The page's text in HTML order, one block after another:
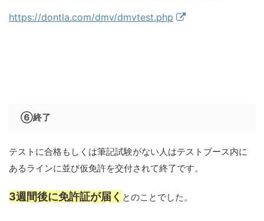
https://dontla.com/dmv/dmvtest.php
⑥終了
テストに合格もしくは筆記試験がない人はテストブース内に
あるラインに並び仮免許を交付されて終了です。
3週間後に免許証が届く とのことでした。